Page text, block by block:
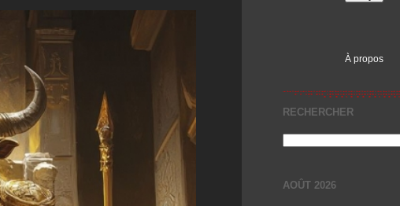
À propos
RECHERCHER
AOÛT 2026